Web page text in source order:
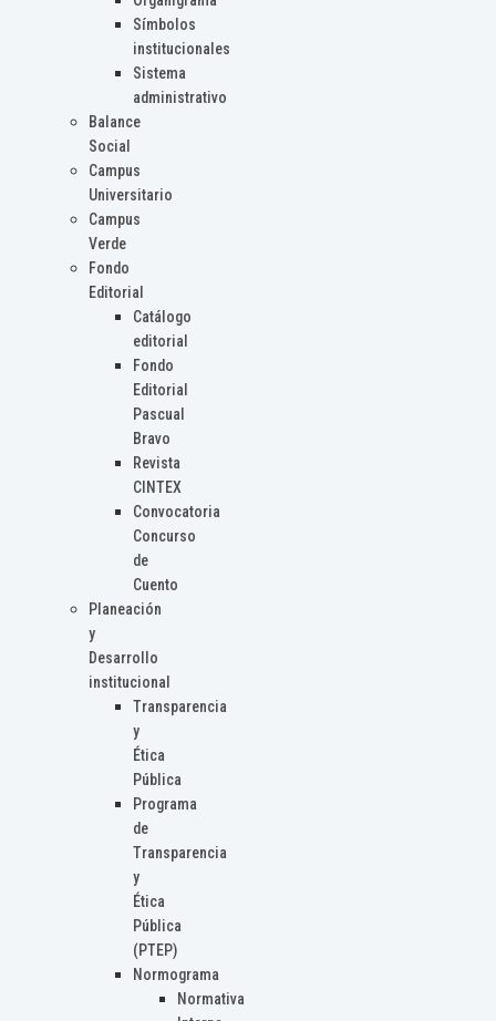
Símbolos
institucionales
Sistema
administrativo
Balance
Social
Campus
Universitario
Campus
Verde
Fondo
Editorial
Catálogo
editorial
Fondo
Editorial
Pascual
Bravo
Revista
CINTEX
Convocatoria
Concurso
de
Cuento
Planeación
y
Desarrollo
institucional
Transparencia
y
Ética
Pública
Programa
de
Transparencia
y
Ética
Pública
(PTEP)
Normograma
Normativa